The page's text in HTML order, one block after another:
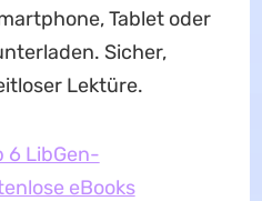
Tablet oder
Sicher,
Lektüre.
6 LibGen-
eBooks